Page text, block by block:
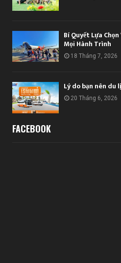
Bí Quyết Lựa
Mọi Hành Trình
18 Tháng 7, 2026
Lý do bạn nên du
20 Tháng 6, 2026
FACEBOOK